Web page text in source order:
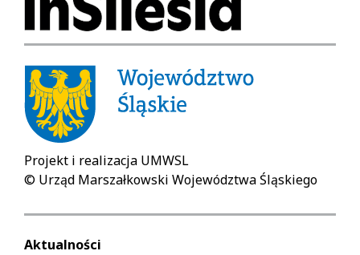
Projekt i realizacja UMWSL
© Urząd Marszałkowski Województwa Śląskiego
Aktualności